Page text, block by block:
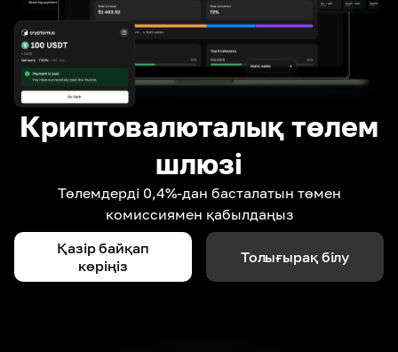
Криптовалюталық төлем
шлюзі
Төлемдерді 0,4%-дан басталатын төмен
комиссиямен қабылдаңыз
Қазір байқап
көріңіз
Толығырақ білу